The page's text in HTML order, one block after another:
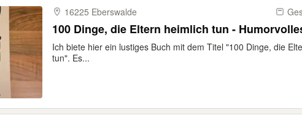
16225 Eberswalde
100 Dinge, die Eltern heimlich tun -
Ich biete hier ein lustiges Buch mit dem Titel "100 Dinge, die
tun". Es...